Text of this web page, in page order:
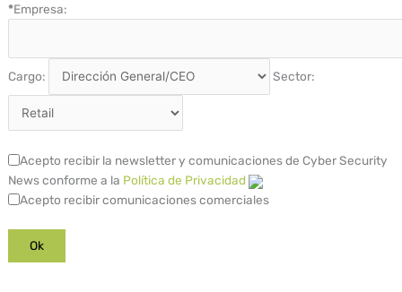
*Empresa:
Cargo: Sector:
Acepto recibir la newsletter y comunicaciones de Cyber Security
News conforme a la Política de Privacidad
Acepto recibir comunicaciones comerciales